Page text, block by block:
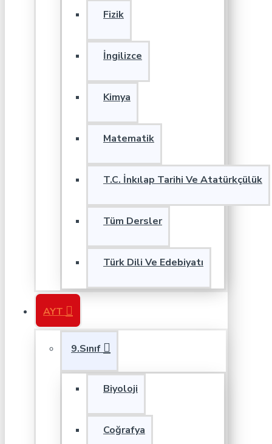
Fizik
İngilizce
Kimya
Matematik
T.C. İnkılap Tarihi Ve Atatürkçülük
Tüm Dersler
Türk Dili Ve Edebiyatı
AYT
9.Sınıf
Biyoloji
Coğrafya